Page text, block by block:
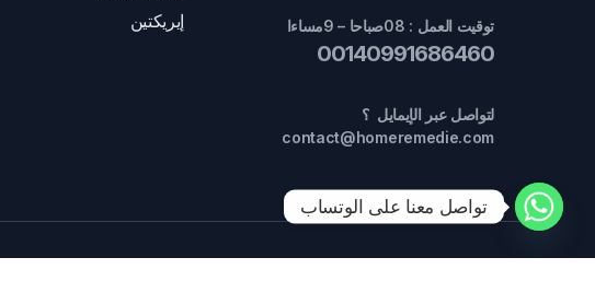
توقيت العمل : 08صباحا – 9مساءا
00140991686460
لتواصل عبر الإيمايل ؟
contact@homeremedie.com
إيريكتين
تواصل معنا على الوتساب